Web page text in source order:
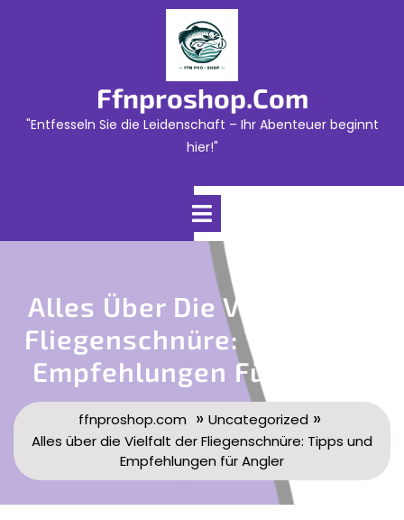
Ffnproshop.com
"Entfesseln Sie die Leidenschaft – Ihr Abenteuer beginnt
hier!"
Open
Alles Über Die Vielfalt Der
Fliegenschnüre: Tipps Und
Empfehlungen Für Angler
ffnproshop.com » Uncategorized »
Alles über die Vielfalt der Fliegenschnüre: Tipps und
Empfehlungen für Angler